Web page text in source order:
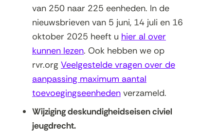
van 250 naar 225 eenheden. In de
nieuwsbrieven van 5 juni, 14 juli en 16
oktober 2025 heeft u hier al over
kunnen lezen. Ook hebben we op
rvr.org Veelgestelde vragen over de
aanpassing maximum aantal
toevoegingseenheden verzameld.
Wijziging deskundigheidseisen civiel
jeugdrecht.